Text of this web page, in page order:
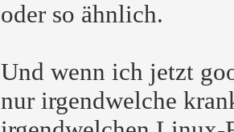
oder so ähnlich.
Und wenn ich jetzt
nur irgendwelche